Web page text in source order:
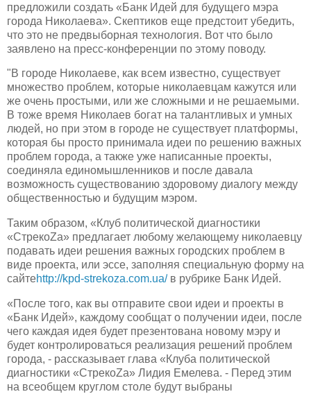
предложили создать «Банк Идей для будущего мэра
города Николаева». Скептиков еще предстоит убедить,
что это не предвыборная технология. Вот что было
заявлено на пресс-конференции по этому поводу.
"В городе Николаеве, как всем известно, существует
множество проблем, которые николаевцам кажутся или
же очень простыми, или же сложными и не решаемыми.
В тоже время Николаев богат на талантливых и умных
людей, но при этом в городе не существует платформы,
которая бы просто принимала идеи по решению важных
проблем города, а также уже написанные проекты,
соединяла единомышленников и после давала
возможность существованию здоровому диалогу между
общественностью и будущим мэром.
Таким образом, «Клуб политической диагностики
«СтрекоZа» предлагает любому желающему николаевцу
подавать идеи решения важных городских проблем в
виде проекта, или эссе, заполняя специальную форму на
сайтеhttp://kpd-strekoza.com.ua/ в рубрике Банк Идей.
«После того, как вы отправите свои идеи и проекты в
«Банк Идей», каждому сообщат о получении идеи, после
чего каждая идея будет презентована новому мэру и
будет контролироваться реализация решений проблем
города, - рассказывает глава «Клуба политической
диагностики «СтрекоZа» Лидия Емелева. - Перед этим
на всеобщем круглом столе будут выбраны